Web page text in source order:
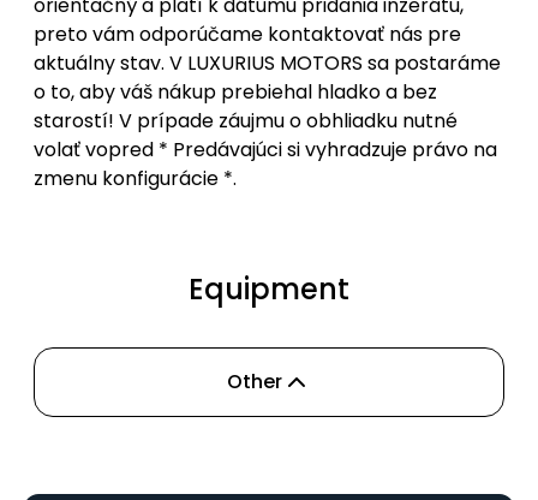
preto vám odporúčame kontaktovať nás pre
aktuálny stav. V LUXURIUS MOTORS sa postaráme
o to, aby váš nákup prebiehal hladko a bez
starostí! V prípade záujmu o obhliadku nutné
volať vopred * Predávajúci si vyhradzuje právo na
zmenu konfigurácie *.
Equipment
Other